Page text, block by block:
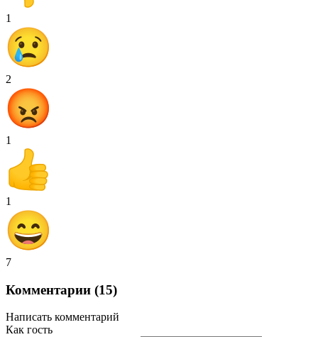
1
2
1
1
7
Комментарии (15)
Написать комментарий
Как гость